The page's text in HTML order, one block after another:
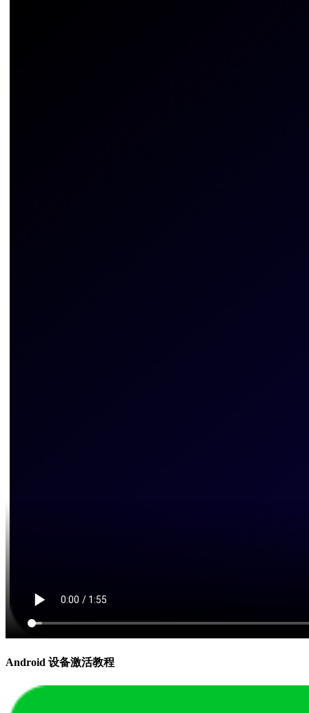
Android 设备激活教程